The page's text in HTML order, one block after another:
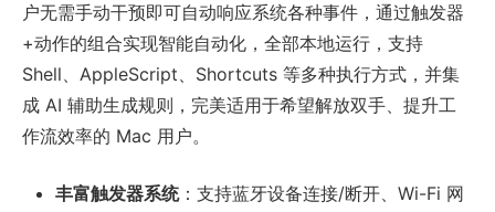
户无需手动干预即可自动响应系统各种事件，通过触发器
+动作的组合实现智能自动化，全部本地运行，支持
Shell、AppleScript、Shortcuts 等多种执行方式，并集
成 AI 辅助生成规则，完美适用于希望解放双手、提升工
作流效率的 Mac 用户。
丰富触发器系统：支持蓝牙设备连接/断开、Wi-Fi 网